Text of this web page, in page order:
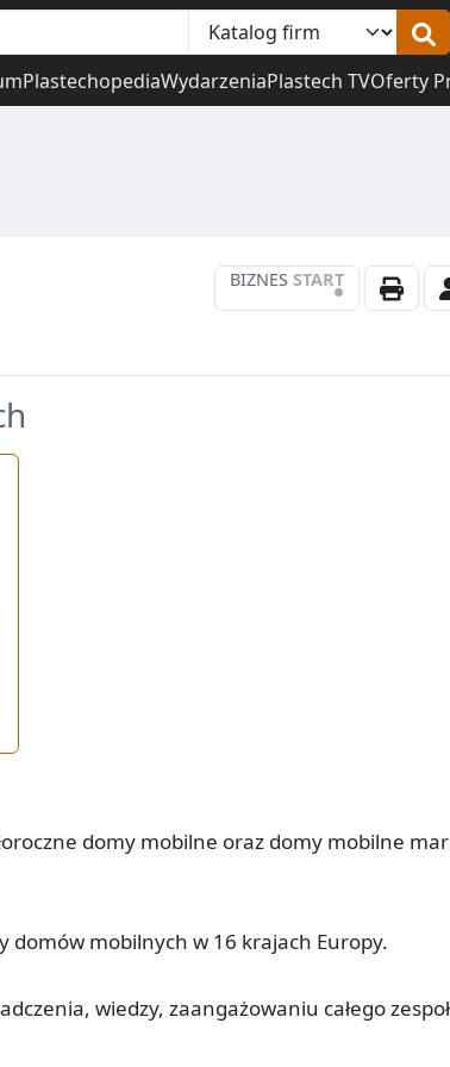
PlastechopediaWydarzeniaPlastech TVOferty
BIZNES START
•
domy mobilne oraz domy mobilne
domów mobilnych w 16 krajach Europy.
wiedzy, zaangażowaniu całego